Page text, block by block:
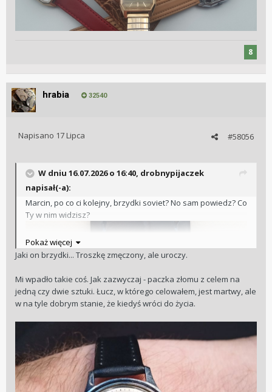
8
hrabia 32540
#58056
Napisano 17 Lipca
W dniu 16.07.2026 o 16:40, drobnypijaczek
napisał(-a):
Marcin, po co ci kolejny, brzydki soviet? No sam powiedz? Co
Ty w nim widzisz?
Pokaż więcej
Jaki on brzydki... Troszkę zmęczony, ale uroczy.
Mi wpadło takie coś. Jak zazwyczaj - paczka złomu z celem na
jedną czy dwie sztuki. Łucz, w którego celowałem, jest martwy, ale
w na tyle dobrym stanie, że kiedyś wróci do życia.